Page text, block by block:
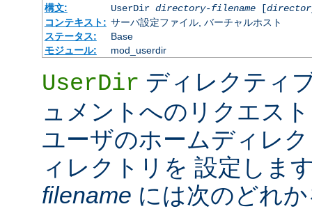
構文:
UserDir directory-filename[
コンテキスト: サーバ設定ファイル, バーチャルホスト
ステータス:
Base
モジュール:
mod_userdir
UserDir ディレクティ
ュメントへのリクエス
ユーザのホームディレ
ィレクトリを 設定しま
filename には次のどれ